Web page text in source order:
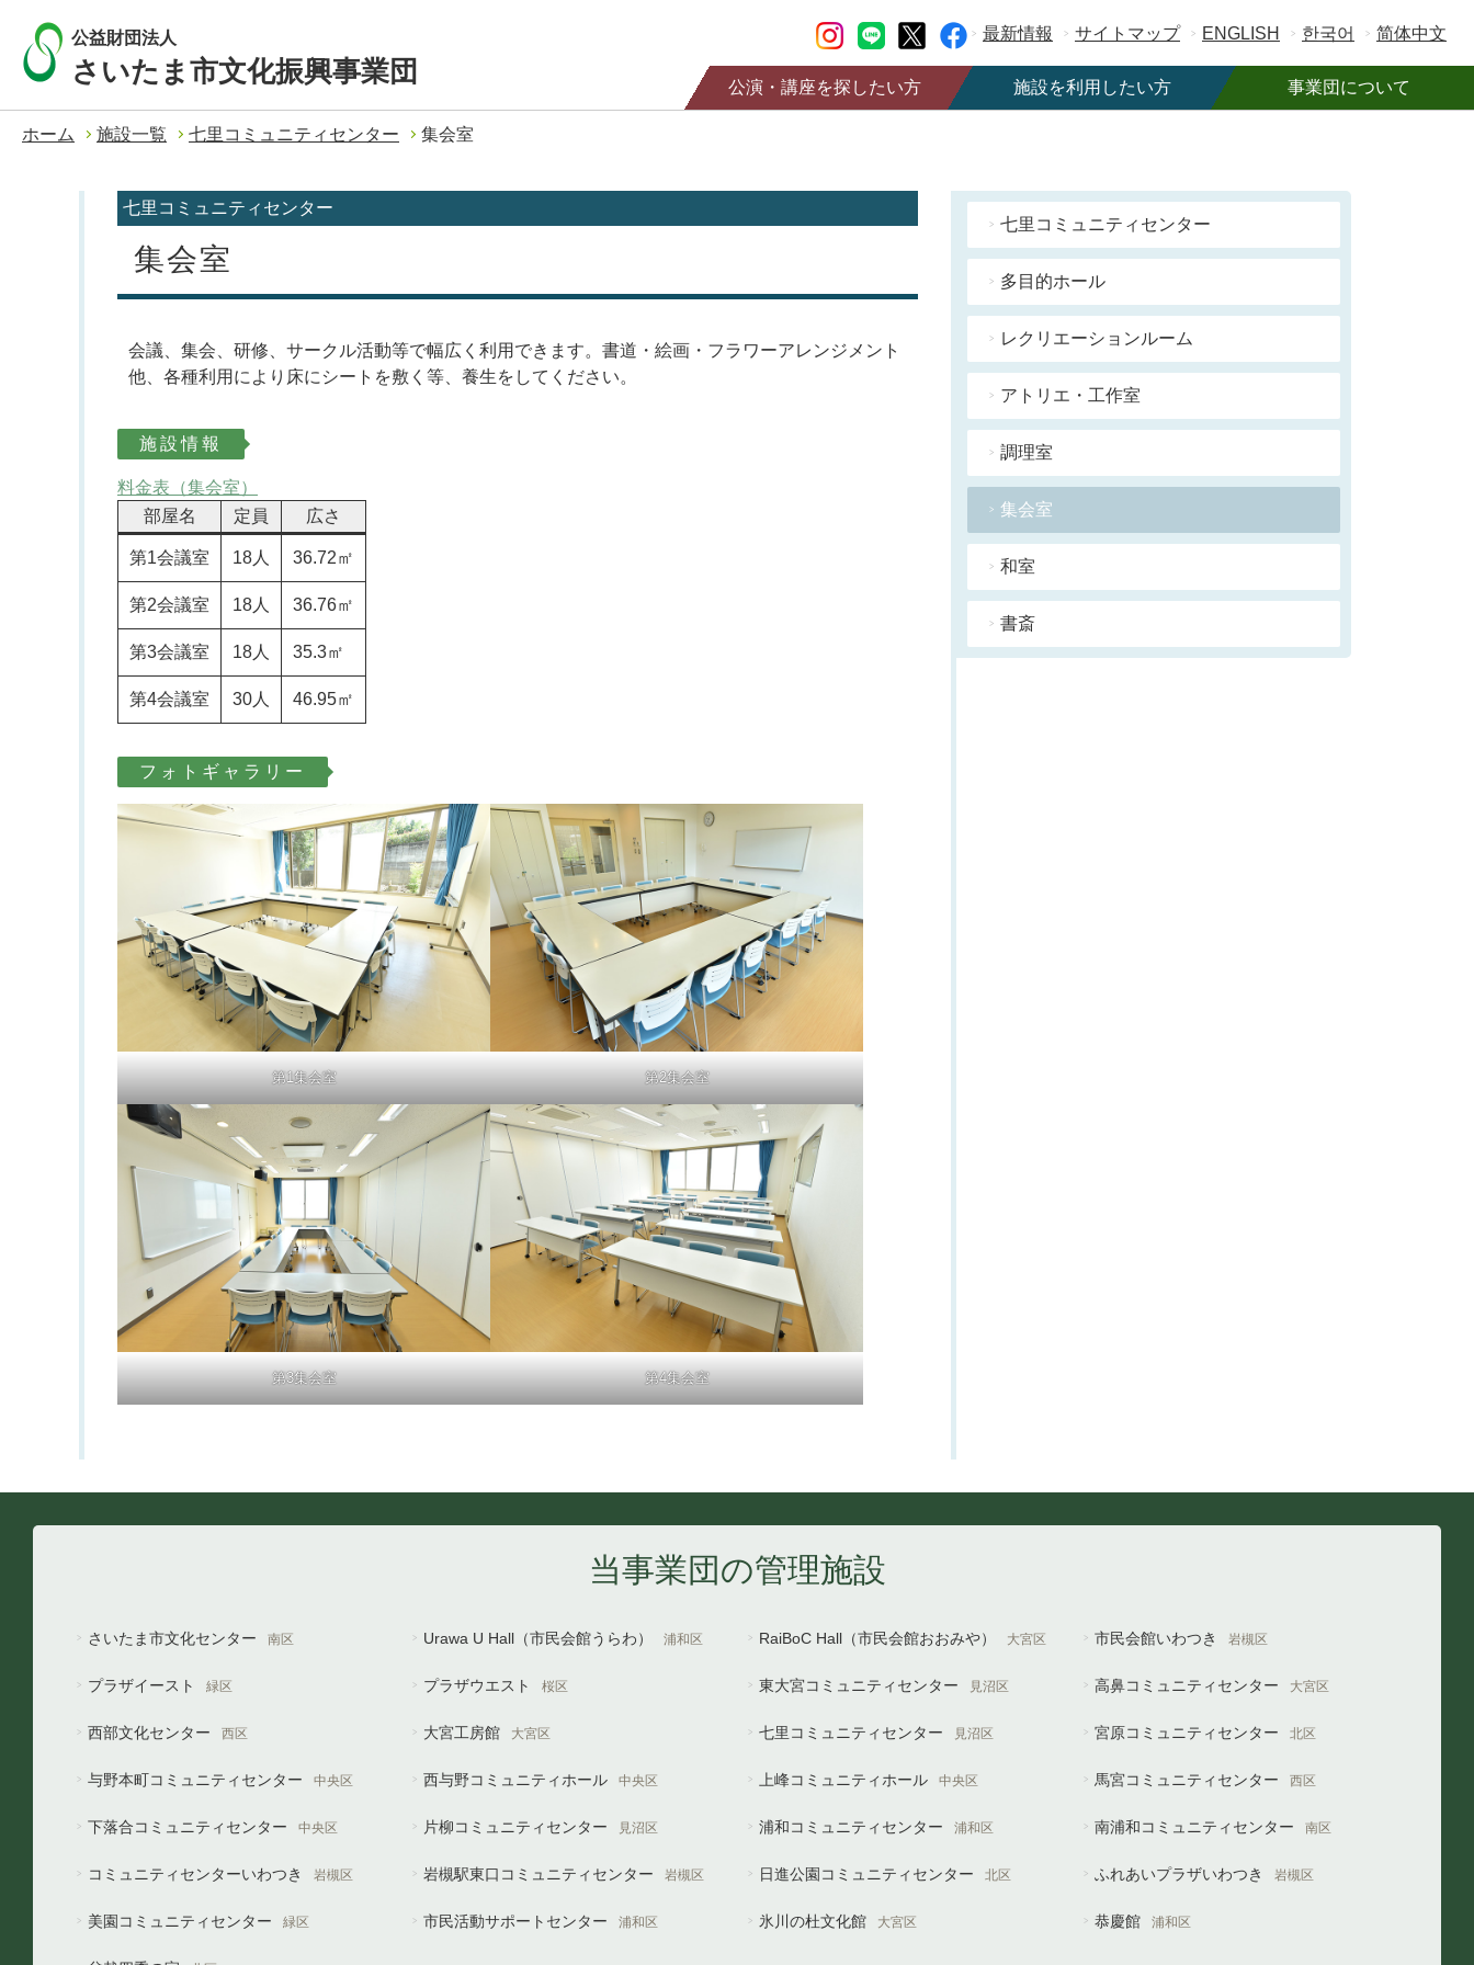
公益財団法人
さいたま市文化振興事業団 公演・講座を探したい方 施設を利用したい方
駐車場情報
フリーWi-Fi
公共予約システム
事業団について
契約・入札情報
広告募集
最新情報 サイトマップ ENGLISH 한국어 简体中文
ホーム 施設一覧 七里コミュニティセンター 集会室
七里コミュニティセンター
集会室
会議、集会、研修、サークル活動等で幅広く利用できます。書道・絵画・フラワーアレンジメント
他、各種利用により床にシートを敷く等、養生をしてください。
施設情報
料金表（集会室）
部屋名
定員 広さ
第1会議室 18人 36.72㎡
第2会議室 18人 36.76㎡
第3会議室 18人 35.3㎡
第4会議室 30人 46.95㎡
フォトギャラリー
第1集会室 第2集会室
第3集会室 第4集会室
七里コミュニティセンター
多目的ホール
レクリエーションルーム
アトリエ・工作室
調理室
集会室
和室
書斎
当事業団の管理施設
さいたま市文化センター 南区 Urawa U Hall（市民会館うらわ） 浦和区 RaiBoC Hall（市民会館おおみや） 大宮区 市民会館いわつき 岩槻区
プラザイースト 緑区 プラザウエスト 桜区 東大宮コミュニティセンター 見沼区 高鼻コミュニティセンター 大宮区
西部文化センター 西区 大宮工房館 大宮区 七里コミュニティセンター 見沼区 宮原コミュニティセンター 北区
与野本町コミュニティセンター 中央区 西与野コミュニティホール 中央区 上峰コミュニティホール 中央区 馬宮コミュニティセンター 西区
下落合コミュニティセンター 中央区 片柳コミュニティセンター 見沼区 浦和コミュニティセンター 浦和区 南浦和コミュニティセンター 南区
コミュニティセンターいわつき 岩槻区 岩槻駅東口コミュニティセンター 岩槻区 日進公園コミュニティセンター 北区 ふれあいプラザいわつき 岩槻区
美園コミュニティセンター 緑区 市民活動サポートセンター 浦和区 氷川の杜文化館 大宮区 恭慶館 浦和区